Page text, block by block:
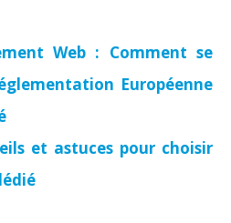
Web : Comment se
Européenne
et astuces pour choisir